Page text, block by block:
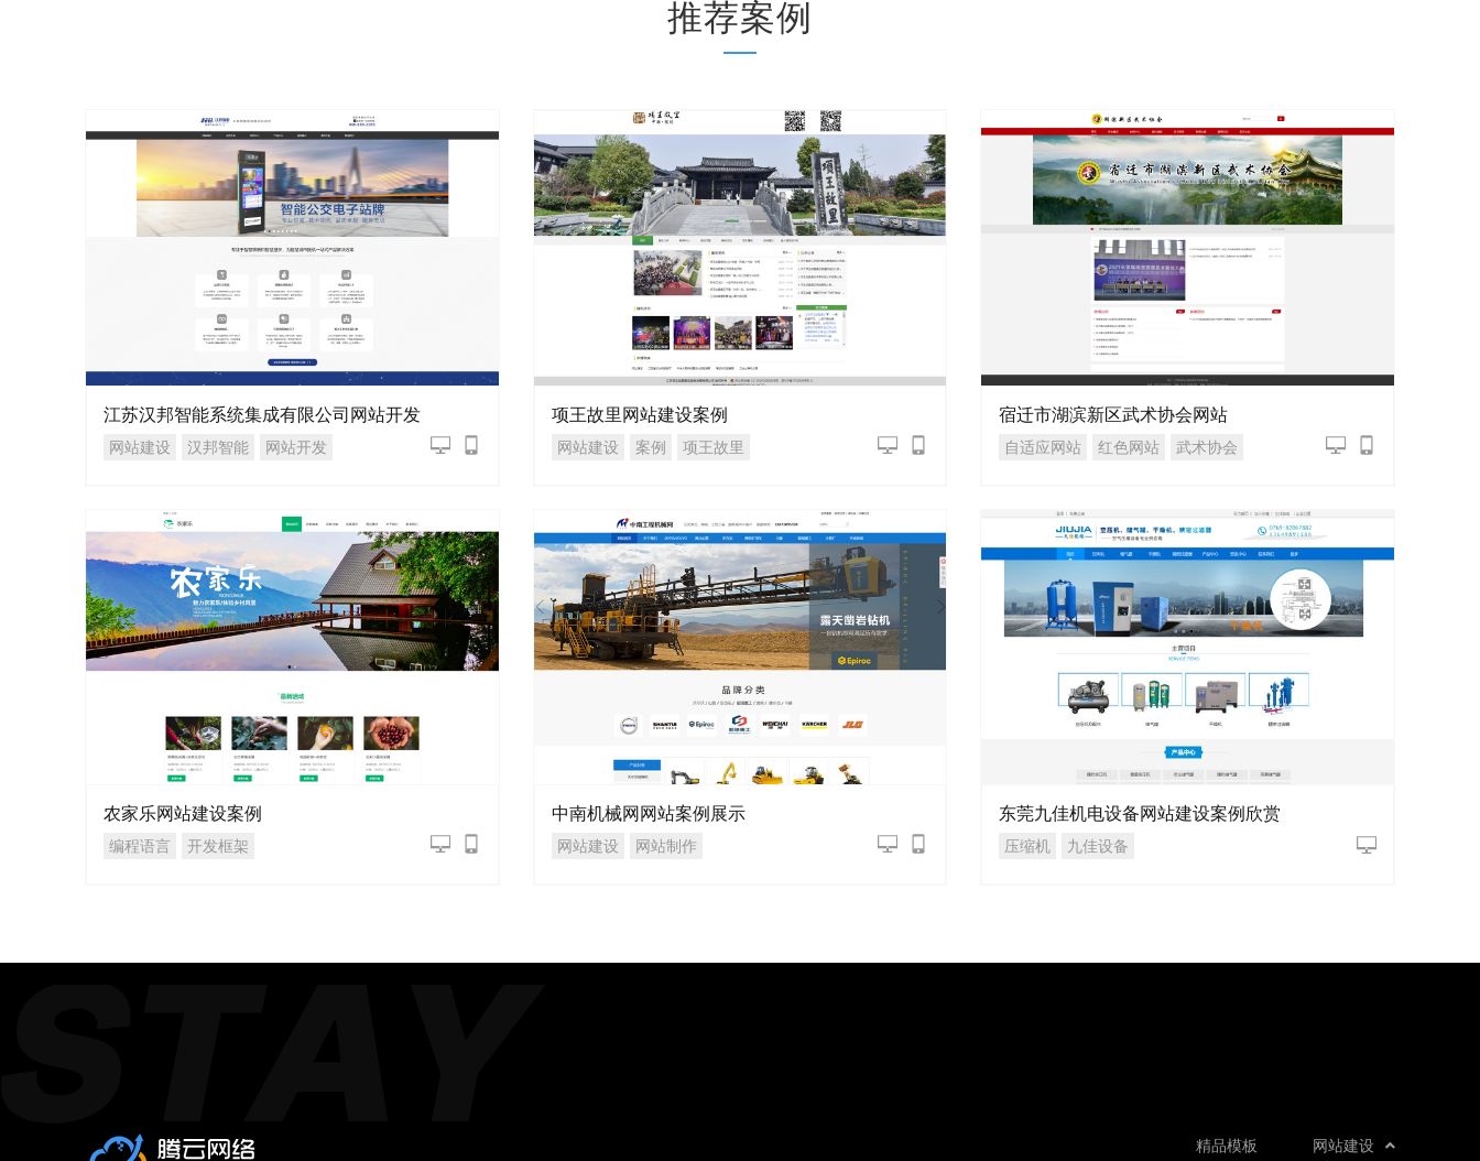
推荐案例
江苏汉邦智能系统集成有限公司网站开发
网站建设 汉邦智能 网站开发
项王故里网站建设案例
网站建设 案例 项王故里
宿迁市湖滨新区武术协会网站
自适应网站 红色网站 武术协会
农家乐网站建设案例
编程语言 开发框架
中南机械网网站案例展示
网站建设 网站制作
东莞九佳机电设备网站建设案例欣赏
压缩机 九佳设备
网站建设
精品模板